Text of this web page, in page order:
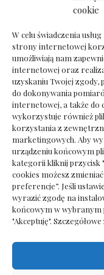
cookie
W celu świadczenia
strony internetowej
umożliwiają nam
internetowej oraz
uzyskaniu Twojej zgody,
do dokonywania
internetowej, a także do
wykorzystuje również
korzystania z
marketingowych. Aby
urządzeniu końcowym
kategorii kliknij przycisk
cookies możesz
preferencje”. Jeśli
wyrazić zgodę na
końcowym w wybranym
"Akceptuję".